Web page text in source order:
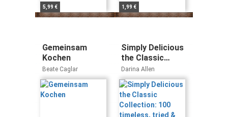
5,99 € 1,99 €
Gemeinsam
Kochen
Beate Caglar
Simply Delicious
the Classic
Collection: 100
timeless, tried &
tested recipes
Darina Allen